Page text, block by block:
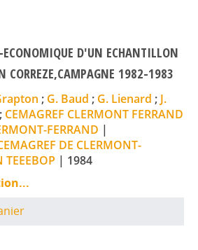
D'UN ECHANTILLON
CORREZE,CAMPAGNE 1982-1983
; G. Baud ; G. Lienard ; J.
; CEMAGREF CLERMONT FERRAND
FERRAND |
DE CLERMONT-
TEEEBOP | 1984